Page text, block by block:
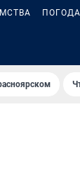
ПОГОДА